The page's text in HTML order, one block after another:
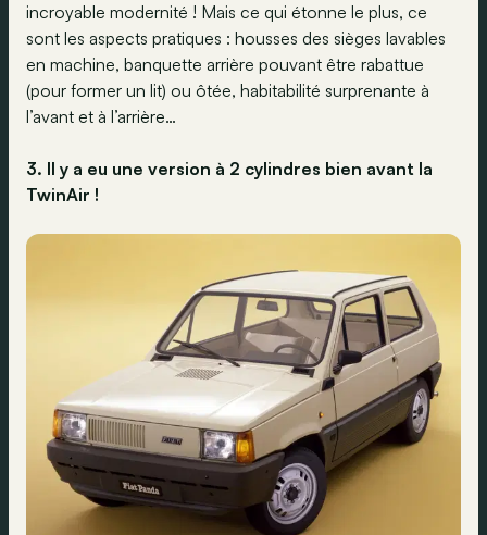
incroyable modernité ! Mais ce qui étonne le plus, ce
sont les aspects pratiques : housses des sièges lavables
en machine, banquette arrière pouvant être rabattue
(pour former un lit) ou ôtée, habitabilité surprenante à
l’avant et à l’arrière…
3. Il y a eu une version à 2 cylindres bien avant la
TwinAir !